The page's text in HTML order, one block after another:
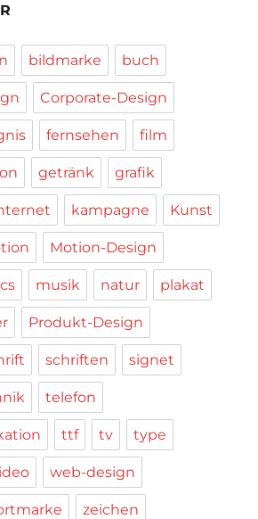
bildmarke buch
Corporate-Design
fernsehen film
getränk grafik
kampagne Kunst
Motion-Design
musik natur plakat
Produkt-Design
schriften signet
telefon
ttf tv type
web-design
zeichen